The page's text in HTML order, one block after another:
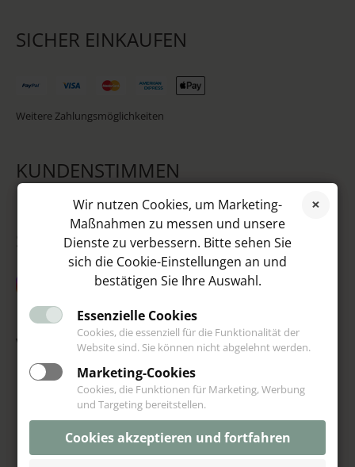
SICHER EINKAUFEN
Weitere Zahlungsmöglichkeiten
KUNDENSTIMMEN
SOCIAL MEDIA
VIP
Wir nutzen Cookies, um Marketing-
Maßnahmen zu messen und unsere
Dienste zu verbessern. Bitte sehen Sie
sich die Cookie-Einstellungen an und
bestätigen Sie Ihre Auswahl.
Essenzielle Cookies
Cookies, die essenziell für die Funktionalität der
Website sind. Sie können nicht abgelehnt werden.
Marketing-Cookies
Cookies, die Funktionen für Marketing, Werbung
und Targeting bereitstellen.
Cookies akzeptieren und fortfahren